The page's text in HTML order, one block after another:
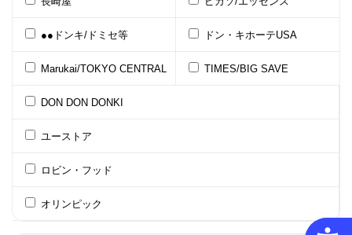
●●ドンキ/ドミセ等 ドン・キホーテUSA
Marukai/TOKYO CENTRAL TIMES/BIG SAVE
DON DON DONKI
ユーストア
ロビン・フッド
オリンピック